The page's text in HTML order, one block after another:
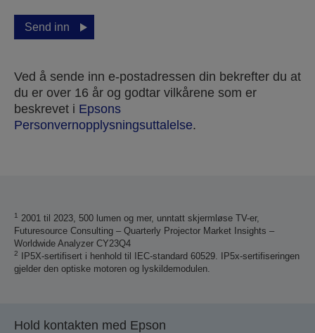
Send inn
Ved å sende inn e-postadressen din bekrefter du at
du er over 16 år og godtar vilkårene som er
beskrevet i Epsons
Personvernopplysningsuttalelse.
virkedagene.
1 2001 til 2023, 500 lumen og mer, unntatt skjermløse TV-er,
Futuresource Consulting – Quarterly Projector Market Insights –
Worldwide Analyzer CY23Q4
2
IP5X-sertifisert i henhold til IEC-standard 60529. IP5x-sertifiseringen
gjelder den optiske motoren og lyskildemodulen.
Hold kontakten med Epson